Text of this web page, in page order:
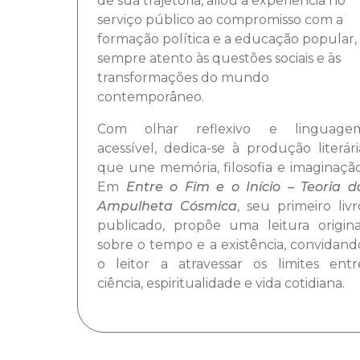
serviço público ao compromisso com a
formação política e a educação popular,
sempre atento às questões sociais e às
transformações do mundo
contemporâneo.
Com olhar reflexivo e
acessível, dedica-se à produção
que une memória, filosofia e
Em Entre o Fim e o Início – Teoria
Ampulheta Cósmica, seu primeiro
publicado, propõe uma leitura original
sobre o tempo e a existência,
o leitor a atravessar os limites
ciência, espiritualidade e vida cotidiana.